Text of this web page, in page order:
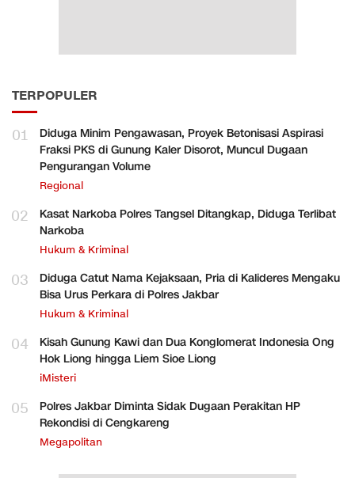
TERPOPULER
01
Diduga Minim Pengawasan, Proyek Betonisasi Aspirasi
Fraksi PKS di Gunung Kaler Disorot, Muncul Dugaan
Pengurangan Volume
Regional
02
Kasat Narkoba Polres Tangsel Ditangkap, Diduga Terlibat
Narkoba
Hukum & Kriminal
03
Diduga Catut Nama Kejaksaan, Pria di Kalideres Mengaku
Bisa Urus Perkara di Polres Jakbar
Hukum & Kriminal
04
Kisah Gunung Kawi dan Dua Konglomerat Indonesia Ong
Hok Liong hingga Liem Sioe Liong
iMisteri
05
Polres Jakbar Diminta Sidak Dugaan Perakitan HP
Rekondisi di Cengkareng
Megapolitan